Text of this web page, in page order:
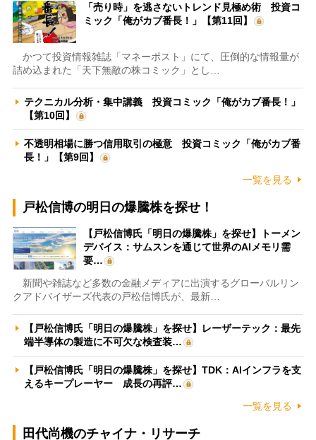
「売り時」を逃さないトレンド見極め術 投資コ
ミック「俺がカブ番長！」【第11回】
かつて投資情報雑誌「マネーポスト」にて、圧倒的な情報量が
詰め込まれた「天下無敵の株コミック」とし…
テクニカル分析・集中講義 投資コミック「俺がカブ番長！」
【第10回】
不透明相場に勝つ信用取引の極意 投資コミック「俺がカブ番
長！」【第9回】
一覧を見る
戸松信博の明日の爆騰株を探せ！
【戸松信博氏「明日の爆騰株」を探せ】トーメン
デバイス：サムスンを通じて世界のAIメモリ需
要…
新聞や雑誌など多数の金融メディアに出演するグローバルリン
クアドバイザーズ代表の戸松信博氏が、最新…
【戸松信博氏「明日の爆騰株」を探せ】レーザーテック：最先
端半導体の製造に不可欠な検査装…
【戸松信博氏「明日の爆騰株」を探せ】TDK：AIインフラを支
えるキープレーヤー 成長の再評…
一覧を見る
田代尚機のチャイナ・リサーチ